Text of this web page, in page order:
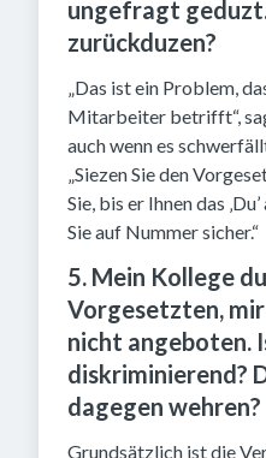
ungefragt
zurückduzen?
„Das ist ein Problem,
Mitarbeiter betrifft“,
auch wenn es
„Siezen Sie den
Sie, bis er Ihnen das
Sie auf Nummer sicher.“
5. Mein Kollege
Vorgesetzten,
nicht angeboten.
diskriminierend?
dagegen wehren?
Grundsätzlich ist die